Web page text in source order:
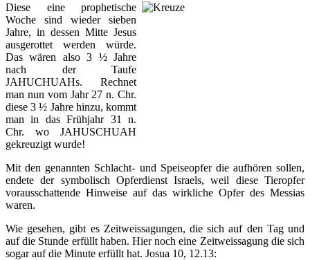
Diese eine prophetische
Woche sind wieder sieben
Jahre, in dessen Mitte Jesus
ausgerottet werden würde.
Das wären also 3 ½ Jahre
nach der Taufe
JAHUCHUAHs. Rechnet
man nun vom Jahr 27 n. Chr.
diese 3 ½ Jahre hinzu, kommt
man in das Frühjahr 31 n.
Chr. wo JAHUSCHUAH
gekreuzigt wurde!
Mit den genannten Schlacht- und Speiseopfer die aufhören sollen,
endete der symbolisch Opferdienst Israels, weil diese Tieropfer
vorausschattende Hinweise auf das wirkliche Opfer des Messias
waren.
Wie gesehen, gibt es Zeitweissagungen, die sich auf den Tag und
auf die Stunde erfüllt haben. Hier noch eine Zeitweissagung die sich
sogar auf die Minute erfüllt hat. Josua 10, 12.13: